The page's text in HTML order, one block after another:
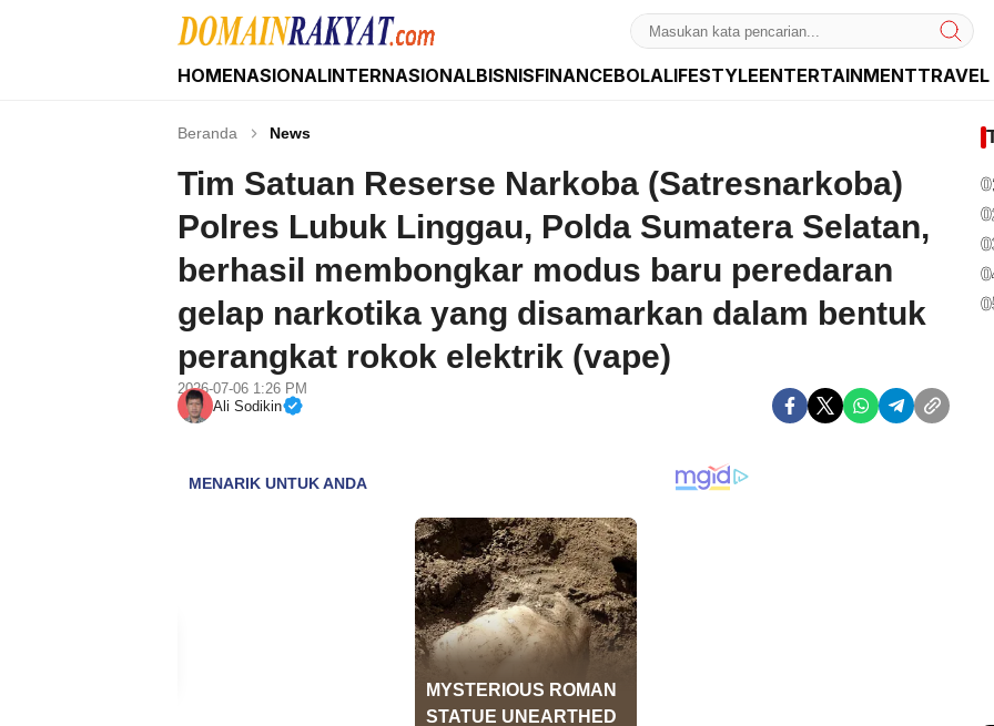
Domain Rakyat
Berita Hari Ini Terkini dan Terbaru Indonesia dan Internasional
HOMENASIONALINTERNASIONALBISNISFINANCEBOLALIFESTYLEENTERTAINMENTTRAVEL
Beranda News
Tim Satuan Reserse Narkoba (Satresnarkoba)
Polres Lubuk Linggau, Polda Sumatera Selatan,
berhasil membongkar modus baru peredaran
gelap narkotika yang disamarkan dalam bentuk
perangkat rokok elektrik (vape)
2026-07-06 1:26 PM
Ali Sodikin